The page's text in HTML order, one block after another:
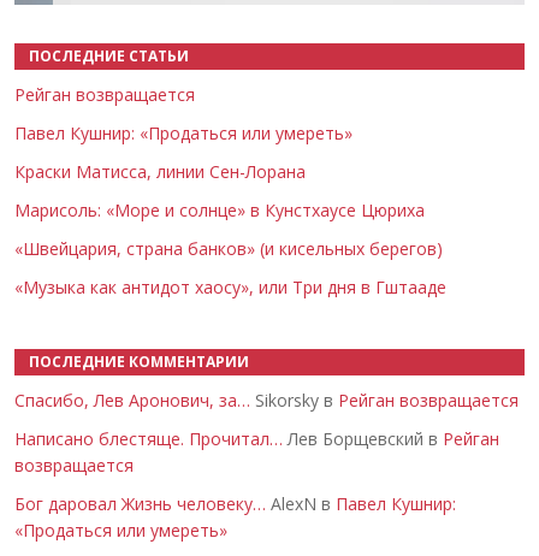
ПОСЛЕДНИЕ СТАТЬИ
Рейган возвращается
Павел Кушнир: «Продаться или умереть»
Краски Матисса, линии Сен-Лорана
Марисоль: «Море и солнце» в Кунстхаусе Цюриха
«Швейцария, страна банков» (и кисельных берегов)
«Музыка как антидот хаосу», или Три дня в Гштааде
ПОСЛЕДНИЕ КОММЕНТАРИИ
Спасибо, Лев Аронович, за… Sikorsky в Рейган возвращается
Написано блестяще. Прочитал… Лев Борщевский в Рейган
возвращается
Бог даровал Жизнь человеку… AlexN в Павел Кушнир:
«Продаться или умереть»